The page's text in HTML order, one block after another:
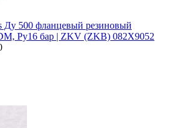
Ду 500 фланцевый резиновый
Ру16 бар | ZKV (ZKB) 082X9052